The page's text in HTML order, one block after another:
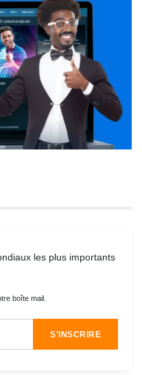
les plus importants
boîte mail.
S'INSCRIRE